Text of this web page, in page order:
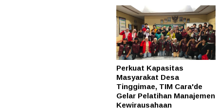
Perkuat Kapasitas
Masyarakat Desa
Tinggimae, TIM Cara'de
Gelar Pelatihan Manajemen
Kewirausahaan